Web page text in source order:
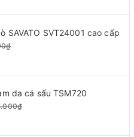
SAVATO SVT24001 cao cấp
da cá sấu TSM720